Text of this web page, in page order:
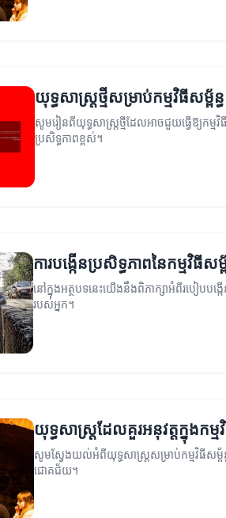
យុទ្ធសាស្ត្រថ្មីសម្រាប់កម្មវិធីសម្ព័ន្ធ
សូមរៀនពីយុទ្ធសាស្ត្រថ្មីដែលអាចជួយធ្វើឱ្យកម្មវិ
ប្រសិទ្ធភាពខ្ពស់។
ការបង្កើនប្រសិទ្ធភាពនៃកម្មវិធីសម្
នៅក្នុងអត្ថបទនេះយើងនឹងពិភាក្សាអំពីរបៀបបង្កើ
របស់អ្នក។
យុទ្ធសាស្ត្រដែលគួរអនុវត្តក្នុងកម្ម
សូមស្វែងយល់អំពីយុទ្ធសាស្ត្រសម្រាប់កម្មវិធីសម្ព័
ជោគជ័យ។